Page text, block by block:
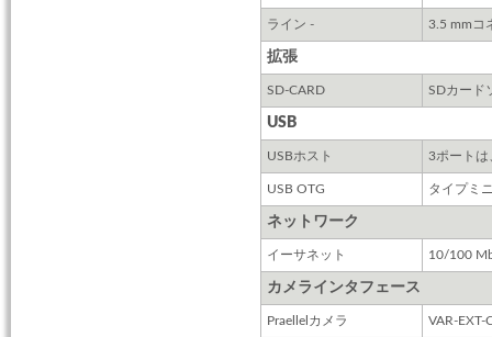
ライン - 3.5 mmコ
拡張
SD-CARD SDカード
USB
USBホスト 3ポートは
USB OTG タイプミ
ネットワーク
イーサネット 10/100
カメラインタフェース
Praellelカメラ VAR-EXT-